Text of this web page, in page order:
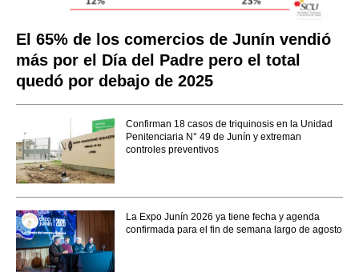
El 65% de los comercios de Junín vendió
más por el Día del Padre pero el total
quedó por debajo de 2025
Confirman 18 casos de triquinosis en la Unidad
Penitenciaria N° 49 de Junín y extreman
controles preventivos
La Expo Junín 2026 ya tiene fecha y agenda
confirmada para el fin de semana largo de agosto